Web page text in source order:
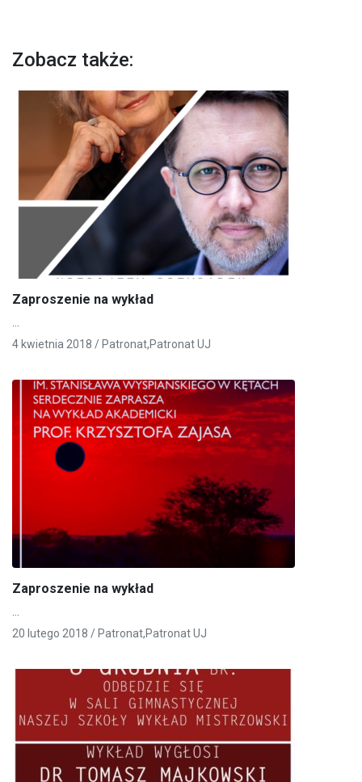
Zobacz także:
Zaproszenie na wykład
4 kwietnia 2018 /Patronat,Patronat UJ
Zaproszenie na wykład
20 lutego 2018 /Patronat,Patronat UJ